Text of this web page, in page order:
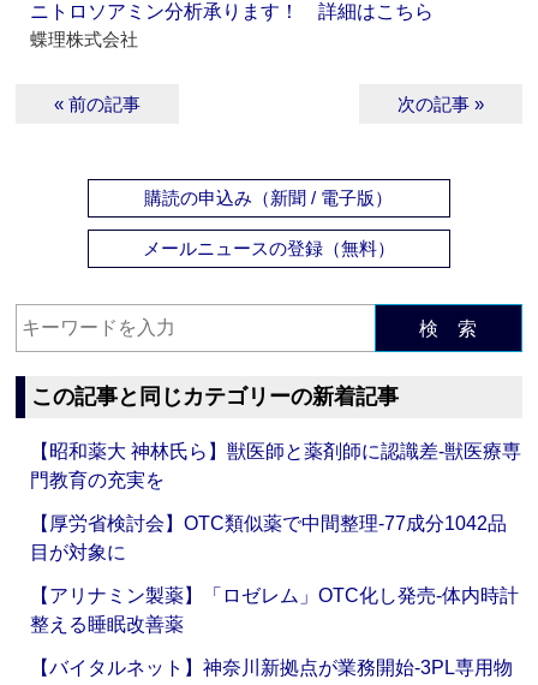
ニトロソアミン分析承ります！ 詳細はこちら
蝶理株式会社
« 前の記事 次の記事 »
購読の申込み（新聞 / 電子版）
メールニュースの登録（無料）
検 索
この記事と同じカテゴリーの新着記事
【昭和薬大 神林氏ら】獣医師と薬剤師に認識差‐獣医療専
門教育の充実を
【厚労省検討会】OTC類似薬で中間整理‐77成分1042品
目が対象に
【アリナミン製薬】「ロゼレム」OTC化し発売‐体内時計
整える睡眠改善薬
【バイタルネット】神奈川新拠点が業務開始‐3PL専用物